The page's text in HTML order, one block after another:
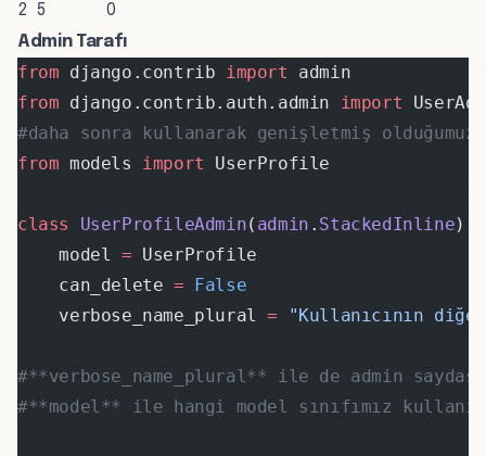
2 5
0
Admin Tarafı
from django.contrib import admin
from django.contrib.auth.admin import
#daha sonra kullanarak genişletmiş
from models import UserProfile
class UserProfileAdmin( admin . StackedInline):
    model
= UserProfile
    can_delete
= False
    verbose_name_plural
= "Kullanıcının
#**verbose_name_plural** ile de admin
#**model** ile hangi model sınıfımız